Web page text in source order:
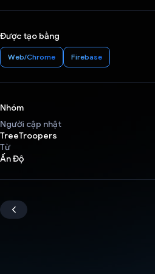
Được tạo bằng
Web/Chrome Firebase
Nhóm
Người cập nhật
TreeTroopers
Từ
Ấn Độ